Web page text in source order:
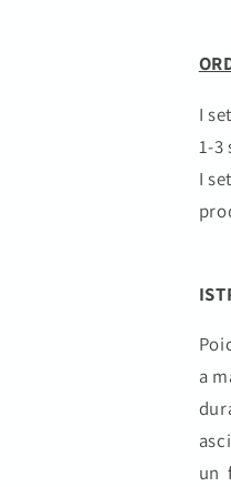
I
1-3
I
a
un